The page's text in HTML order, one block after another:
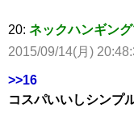
20: ネックハンギン
2015/09/14(月)
>>16
コスパいいしシンプ